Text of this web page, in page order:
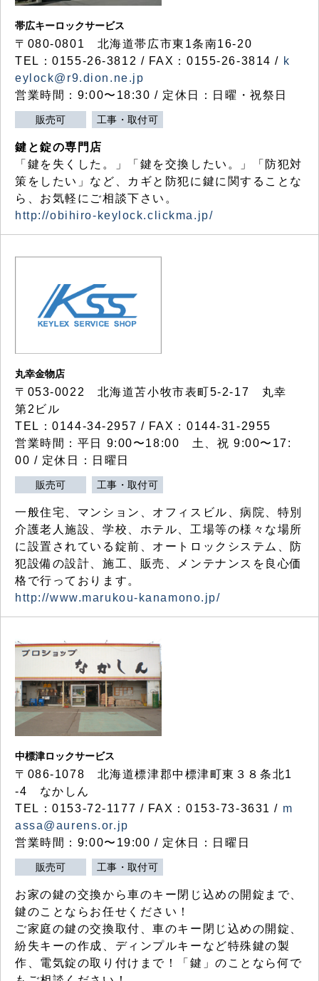
帯広キーロックサービス
〒080-0801 北海道帯広市東1条南16-20
TEL：0155-26-3812 / FAX：0155-26-3814 / k
eylock@r9.dion.ne.jp
営業時間：9:00〜18:30 / 定休日：日曜・祝祭日
販売可 工事・取付可
鍵と錠の専門店
「鍵を失くした。」「鍵を交換したい。」「防犯対
策をしたい」など、カギと防犯に鍵に関することな
ら、お気軽にご相談下さい。
http://obihiro-keylock.clickma.jp/
丸幸金物店
〒053-0022 北海道苫小牧市表町5-2-17 丸幸
第2ビル
TEL：0144-34-2957 / FAX：0144-31-2955
営業時間：平日 9:00〜18:00 土、祝 9:00〜17:
00 / 定休日：日曜日
販売可 工事・取付可
一般住宅、マンション、オフィスビル、病院、特別
介護老人施設、学校、ホテル、工場等の様々な場所
に設置されている錠前、オートロックシステム、防
犯設備の設計、施工、販売、メンテナンスを良心価
格で行っております。
http://www.marukou-kanamono.jp/
中標津ロックサービス
〒086-1078 北海道標津郡中標津町東３８条北1
-4 なかしん
TEL：0153-72-1177 / FAX：0153-73-3631 / m
assa@aurens.or.jp
営業時間：9:00〜19:00 / 定休日：日曜日
販売可 工事・取付可
お家の鍵の交換から車のキー閉じ込めの開錠まで、
鍵のことならお任せください！
ご家庭の鍵の交換取付、車のキー閉じ込めの開錠、
紛失キーの作成、ディンプルキーなど特殊鍵の製
作、電気錠の取り付けまで！「鍵」のことなら何で